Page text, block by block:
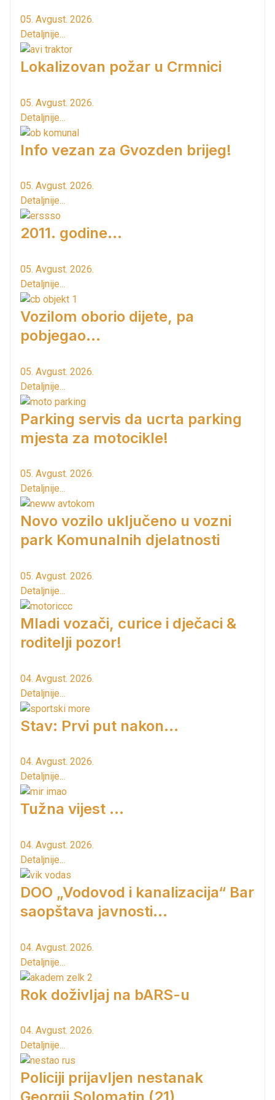
05. Avgust. 2026.
Detaljnije...
Lokalizovan požar u Crmnici
05. Avgust. 2026.
Detaljnije...
Info vezan za Gvozden brijeg!
05. Avgust. 2026.
Detaljnije...
2011. godine...
05. Avgust. 2026.
Detaljnije...
Vozilom oborio dijete, pa
pobjegao...
05. Avgust. 2026.
Detaljnije...
Parking servis da ucrta parking
mjesta za motocikle!
05. Avgust. 2026.
Detaljnije...
Novo vozilo uključeno u vozni
park Komunalnih djelatnosti
05. Avgust. 2026.
Detaljnije...
Mladi vozači, curice i dječaci &
roditelji pozor!
04. Avgust. 2026.
Detaljnije...
Stav: Prvi put nakon…
04. Avgust. 2026.
Detaljnije...
Tužna vijest ...
04. Avgust. 2026.
Detaljnije...
DOO „Vodovod i kanalizacija“ Bar
saopštava javnosti...
04. Avgust. 2026.
Detaljnije...
Rok doživljaj na bARS-u
04. Avgust. 2026.
Detaljnije...
Policiji prijavljen nestanak